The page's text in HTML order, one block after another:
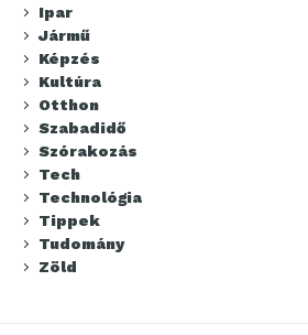
Ipar
Jármű
Képzés
Kultúra
Otthon
Szabadidő
Szórakozás
Tech
Technológia
Tippek
Tudomány
Zöld